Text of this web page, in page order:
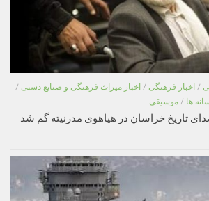
/ اخبار فرهنگی / اخبار میراث فرهنگی و صنایع دستی /
ها / موسیقی
تاریخ خراسان در هیاهوی مدرنیته گم شد